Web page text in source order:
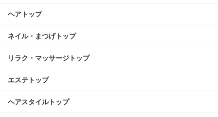
ヘアトップ
ネイル・まつげトップ
リラク・マッサージトップ
エステトップ
ヘアスタイルトップ